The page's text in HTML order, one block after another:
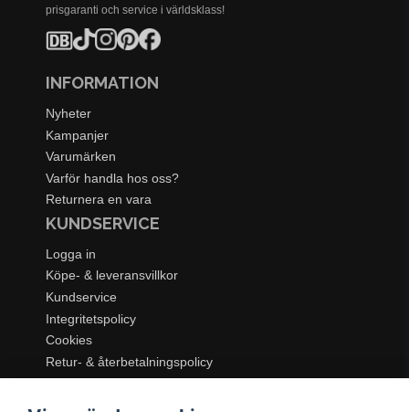
prisgaranti och service i världsklass!
INFORMATION
Nyheter
Kampanjer
Varumärken
Varför handla hos oss?
Returnera en vara
KUNDSERVICE
Logga in
Köpe- & leveransvillkor
Kundservice
Integritetspolicy
Cookies
Retur- & återbetalningspolicy